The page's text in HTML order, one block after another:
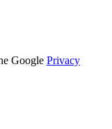
Google Privacy